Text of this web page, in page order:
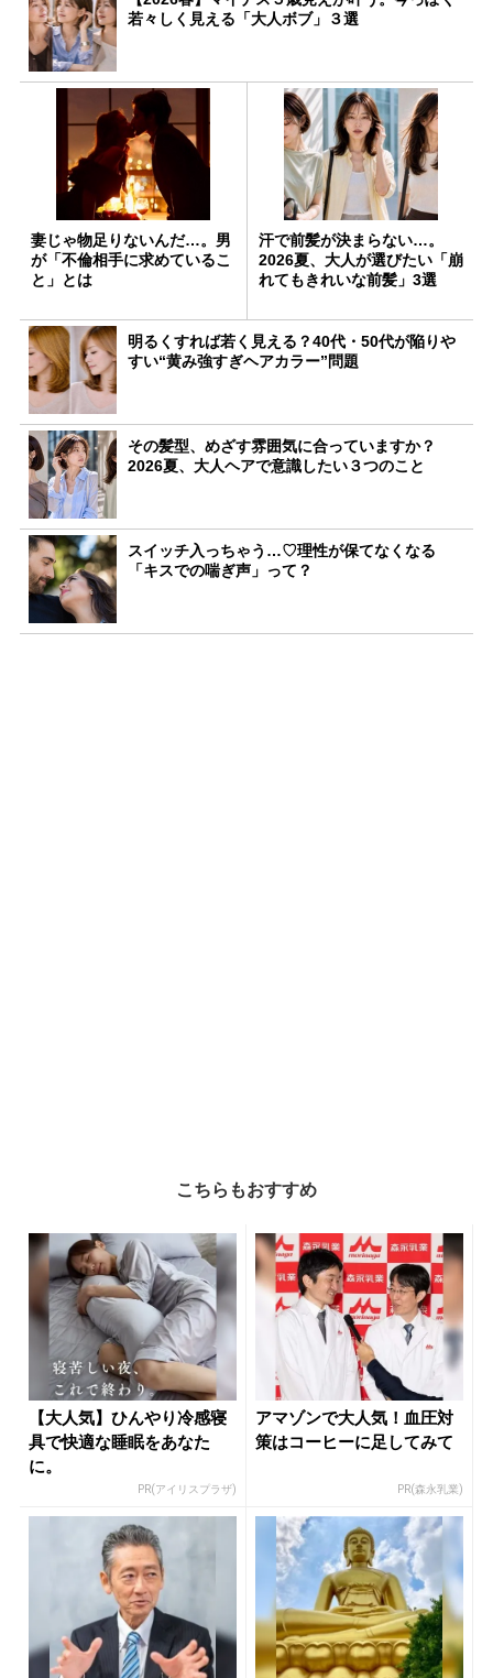
若々しく見える「大人ボブ」３選
妻じゃ物足りないんだ…。男
が「不倫相手に求めているこ
と」とは
汗で前髪が決まらない…。
2026夏、大人が選びたい「崩
れてもきれいな前髪」3選
明るくすれば若く見える？40代・50代が陥りや
すい“黄み強すぎヘアカラー”問題
その髪型、めざす雰囲気に合っていますか？
2026夏、大人ヘアで意識したい３つのこと
スイッチ入っちゃう…♡理性が保てなくなる
「キスでの喘ぎ声」って？
こちらもおすすめ
【大人気】ひんやり冷感寝
具で快適な睡眠をあなた
に。
PR(アイリスプラザ)
アマゾンで大人気！血圧対
策はコーヒーに足してみて
PR(森永乳業)